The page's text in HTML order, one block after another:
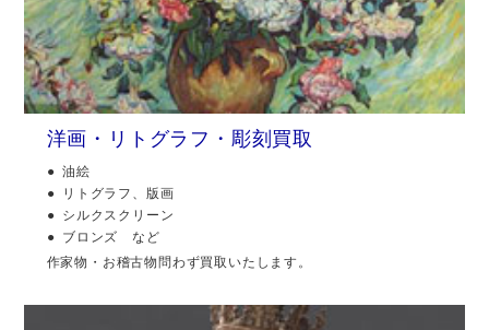
洋画・リトグラフ・彫刻買取
油絵
リトグラフ、版画
シルクスクリーン
ブロンズ など
作家物・お稽古物問わず買取いたします。